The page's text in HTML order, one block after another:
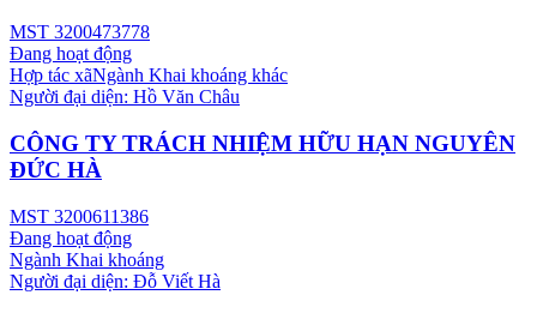
MST 3200473778
Đang hoạt động
Hợp tác xãNgành Khai khoáng khác
Người đại diện: Hồ Văn Châu
CÔNG TY TRÁCH NHIỆM HỮU HẠN NGUYÊN
ĐỨC HÀ
MST 3200611386
Đang hoạt động
Ngành Khai khoáng
Người đại diện: Đỗ Viết Hà